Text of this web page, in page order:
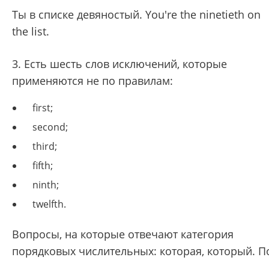
Ты в списке девяностый. You're the ninetieth on
the list.
3. Есть шесть слов исключений, которые
применяются не по правилам:
first;
second;
third;
fifth;
ninth;
twelfth.
Вопросы, на которые отвечают категория
порядковых числительных: которая, который.